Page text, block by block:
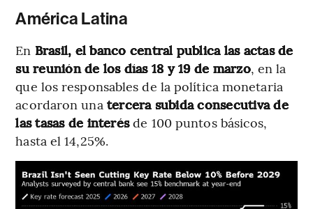
América Latina
En Brasil, el banco central publica las actas de
su reunión de los días 18 y 19 de marzo, en la
que los responsables de la política monetaria
acordaron una tercera subida consecutiva de
las tasas de interésde 100 puntos básicos,
hasta el 14,25%.